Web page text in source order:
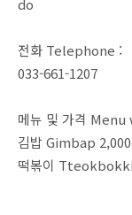
do
전화 Telephone :
033-661-1207
메뉴 및 가격
김밥 Gimbap
떡볶이